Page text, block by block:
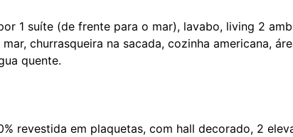
1 suíte (de frente para o mar), lavabo, living 2
churrasqueira na sacada, cozinha americana,
quente.
revestida em plaquetas, com hall decorado, 2